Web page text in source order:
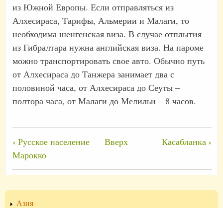
из Южной Европы. Если отправляться из
Алхесираса, Тарифы, Альмерии и Малаги, то
необходима шенгенская виза. В случае отплытия
из Гибралтара нужна английская виза. На пароме
можно транспортировать свое авто. Обычно путь
от Алхесираса до Танжера занимает два с
половиной часа, от Алхесираса до Сеуты –
полтора часа, от Малаги до Мелильи – 8 часов.
Перекрёстные
ссылки
книги
Как
‹ Русское население
Марокко
Вверх Касабланка ›
Азия